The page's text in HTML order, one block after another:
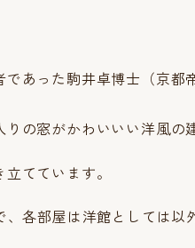
あった駒井卓博士（京都
の窓がかわいいい洋風の
てています。
各部屋は洋館としては以